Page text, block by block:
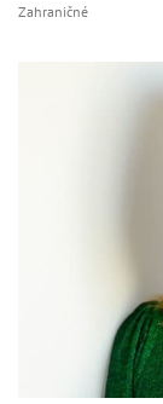
Zahraničné